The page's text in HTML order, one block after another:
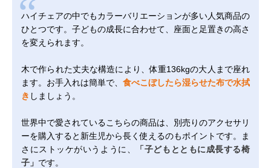
ハイチェアの中でもカラーバリエーションが多い人気商品の
ひとつです。子どもの成長に合わせて、座面と足置きの高さ
を変えられます。
木で作られた丈夫な構造により、体重136kgの大人まで座れ
ます。お手入れは簡単で、 食べこぼしたら湿らせた布で水拭
き しましょう。
世界中で愛されているこちらの商品は、別売りのアクセサリ
ーを購入すると新生児から長く使えるのもポイントです。ま
さにストッケがいうように、
「子どもとともに成長する椅
子」 です。